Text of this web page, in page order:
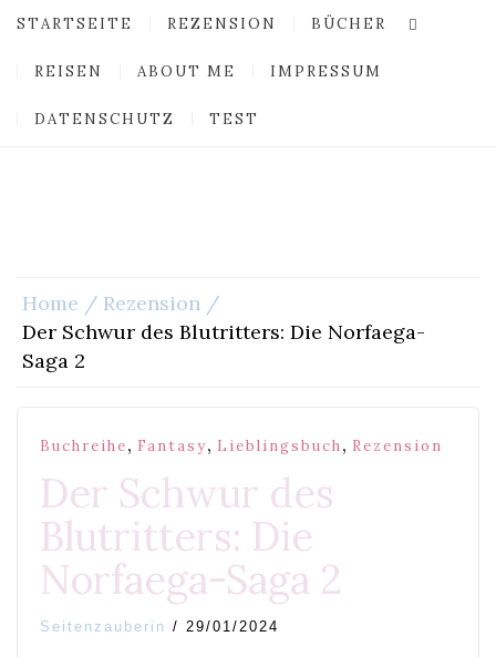
STARTSEITE REZENSION BÜCHER
REISEN ABOUT ME IMPRESSUM
DATENSCHUTZ TEST
Home
Rezension
Der Schwur des Blutritters: Die Norfaega-
Saga 2
Buchreihe, Fantasy, Lieblingsbuch, Rezension
Der Schwur des
Blutritters: Die
Norfaega-Saga 2
Seitenzauberin / 29/01/2024